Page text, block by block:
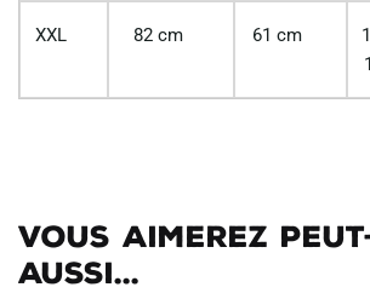
XXL 82 cm 61 cm
Vous aimerez
aussi...